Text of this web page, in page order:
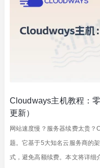
Cloudways主机教程：
更新）
网站速度慢？服务器续费太贵
题。它基于5大知名云服务商的
式，避免高额续费。本文将详